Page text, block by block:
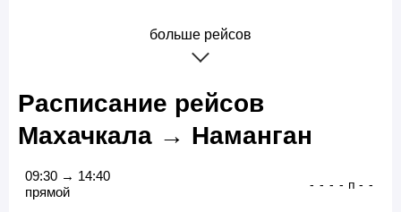
больше рейсов
Расписание рейсов
Махачкала → Наманган
09:30 → 14:40
прямой
- - - - п - -